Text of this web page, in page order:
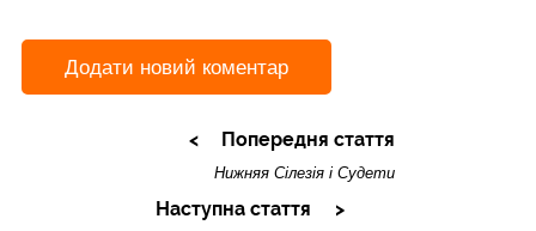
Додати новий коментар
Попередня стаття
Нижняя Сілезія і Судети
Наступна стаття